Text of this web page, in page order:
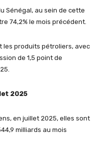
Sénégal, au sein de cette
74,2% le mois précédent.
les produits pétroliers, avec
de 1,5 point de
2025
en juillet 2025, elles sont
milliards au mois